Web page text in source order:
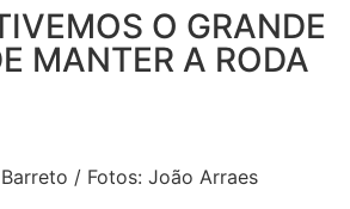
O GRANDE
MANTER A RODA
/ Fotos: João Arraes